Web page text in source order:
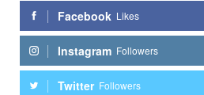
Facebook Likes
Instagram Followers
Twitter Followers